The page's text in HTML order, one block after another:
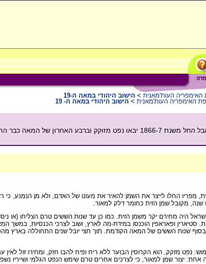
האימפריה העות'מאנית > הישוב היהודי במאה ה-19
האימפריה העות'מאנית > הישוב היהודי במאה ה- 19
עד אמצע המאה הי"ט שימש שמן הזית לתאורה בארץ ישראל אבל החל משנת 1866-7 יבאו נפט
מפריו החלו לייצר את השמן להאיר את מעונו של האדם, ולא מן הנמנע,
מקובל שמן הזית כחומר דלק למאור.
מחירם יקר משמן הזית. כמו כן עד שנות הששים טרם הצליחו (או
סטיארין ופאראפין הוכנסו במידת-מה לארץ, ושוב לצרכי הכנסיות,
הופרו בסוף שנות הששים של המאה הקודמת. תוך חצי יובל שנים התחוללה
נפט מזקק, הוא הקרוסין הבוער ללא ריח ופיח להבו חזק, ומחירו זול לאין
יצור שמן למאור, כי לצרכים אחרים טרם שימש הנפט הגלמי ושייריו